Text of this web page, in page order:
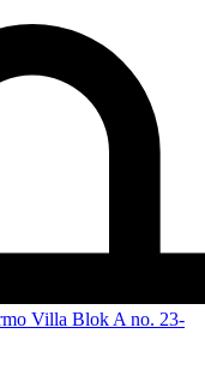
Villa Blok A no. 23-